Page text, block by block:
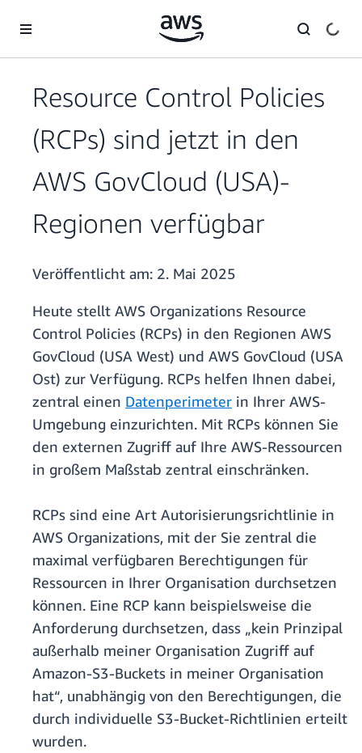
Überspringen zum Hauptinhalt
Resource Control Policies
(RCPs) sind jetzt in den
AWS GovCloud (USA)-
Regionen verfügbar
Veröffentlicht am: 2. Mai 2025
Heute stellt AWS Organizations Resource
Control Policies (RCPs) in den Regionen AWS
GovCloud (USA West) und AWS GovCloud (USA
Ost) zur Verfügung. RCPs helfen Ihnen dabei,
zentral einen Datenperimeter in Ihrer AWS-
Umgebung einzurichten. Mit RCPs können Sie
den externen Zugriff auf Ihre AWS-Ressourcen
in großem Maßstab zentral einschränken.
RCPs sind eine Art Autorisierungsrichtlinie in
AWS Organizations, mit der Sie zentral die
maximal verfügbaren Berechtigungen für
Ressourcen in Ihrer Organisation durchsetzen
können. Eine RCP kann beispielsweise die
Anforderung durchsetzen, dass „kein Prinzipal
außerhalb meiner Organisation Zugriff auf
Amazon-S3-Buckets in meiner Organisation
hat“, unabhängig von den Berechtigungen, die
durch individuelle S3-Bucket-Richtlinien erteilt
wurden.